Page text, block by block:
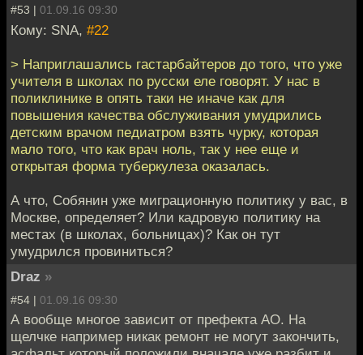
#53 | 01.09.16 09:30
Кому: SNA, #22
> Наприглашались гастарбайтеров до того, что уже
учителя в школах по русски еле говорят. У нас в
поликлинике в опять таки не иначе как для
повышения качества обслуживания умудрились
детским врачом педиатром взять чурку, которая
мало того, что как врач ноль, так у нее еще и
открытая форма туберкулеза оказалась.
А что, Собянин уже миграционную политику у вас, в
Москве, определяет? Или кадровую политику на
местах (в школах, больницах)? Как он тут
умудрился провиниться?
Draz »
#54 | 01.09.16 09:30
А вообще многое зависит от префекта АО. На
щелчке например никак ремонт не могут закончить,